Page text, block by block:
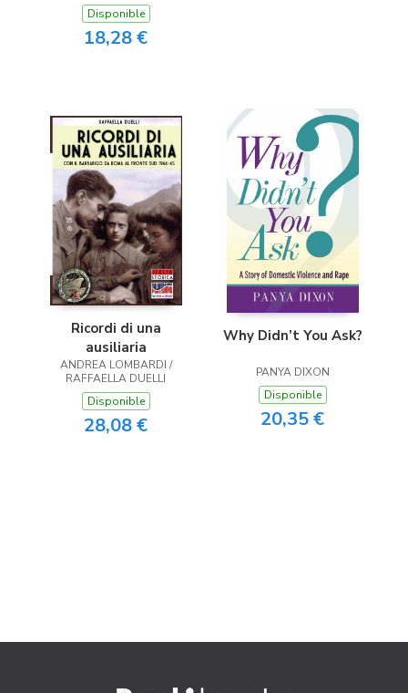
Disponible
18,28 €
Ricordi di una
ausiliaria
ANDREA LOMBARDI /
RAFFAELLA DUELLI
Disponible
28,08 €
Why Didn’t You Ask?
PANYA DIXON
Disponible
20,35 €